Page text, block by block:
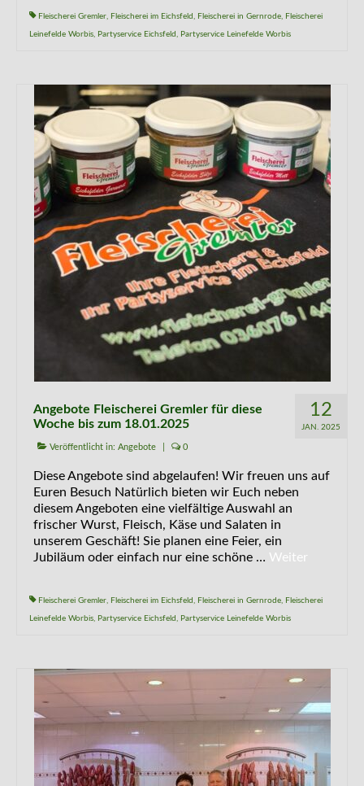
Fleischerei Gremler, Fleischerei im Eichsfeld , Fleischerei in Gernrode, Fleischerei
Leinefelde Worbis, Partyservice Eichsfeld , Partyservice Leinefelde Worbis
12
JAN. 2025
Angebote Fleischerei Gremler für diese
Woche bis zum 18.01.2025
Veröffentlicht in: Angebote 0
Diese Angebote sind abgelaufen! Wir freuen uns auf
Euren Besuch Natürlich bieten wir Euch neben
diesem Angeboten eine vielfältige Auswahl an
frischer Wurst, Fleisch, Käse und Salaten in
unserem Geschäft! Sie planen eine Feier, ein
Jubiläum oder einfach nur eine schöne … Weiter
Fleischerei Gremler, Fleischerei im Eichsfeld , Fleischerei in Gernrode, Fleischerei
Leinefelde Worbis, Partyservice Eichsfeld , Partyservice Leinefelde Worbis